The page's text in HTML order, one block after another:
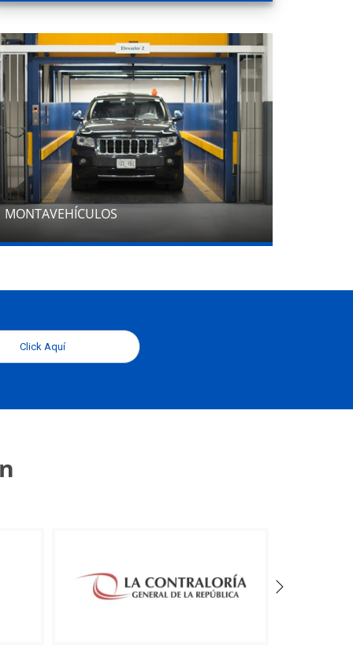
MONTAVEHÍCULOS
Click Aquí